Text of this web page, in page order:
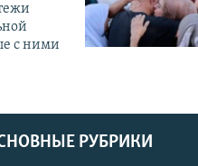
с ними
РУБРИКИ